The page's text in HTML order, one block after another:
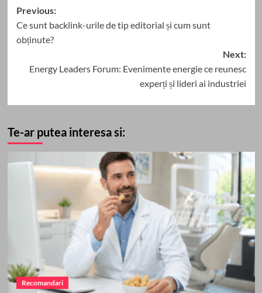
Post
navigation
Previous:
Ce sunt backlink-urile de tip editorial și cum sunt
obținute?
Next:
Energy Leaders Forum: Evenimente energie ce reunesc
experți și lideri ai industriei
Te-ar putea interesa si:
Recomandari